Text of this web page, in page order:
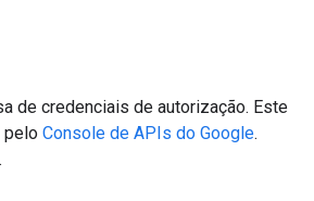
de credenciais de autorização. Este
pelo Console de APIs do Google.